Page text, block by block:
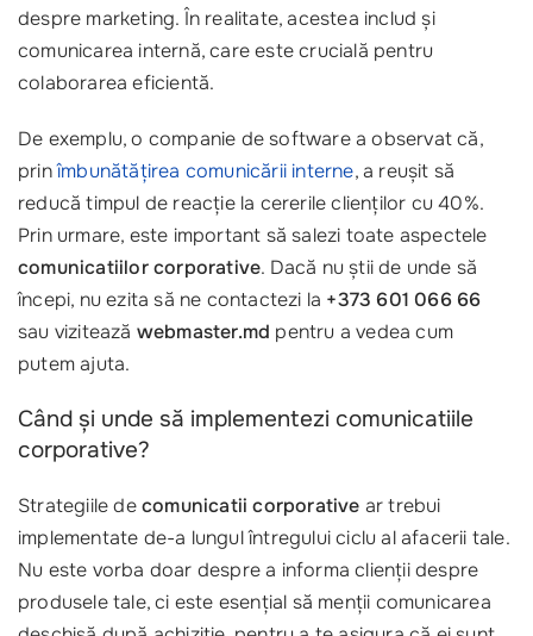
despre marketing. În realitate, acestea includ și
comunicarea internă, care este crucială pentru
colaborarea eficientă.
De exemplu, o companie de software a observat că,
prinîmbunătățirea comunicării interne, a reușit să
reducă timpul de reacție la cererile clienților cu 40%.
Prin urmare, este important să salezi toate aspectele
comunicatiilor corporative. Dacă nu știi de unde să
începi, nu ezita să ne contactezi la +373 601 066 66
sau vizitează webmaster.md pentru a vedea cum
putem ajuta.
Când și unde să implementezi comunicatiile
corporative?
Strategiile decomunicatii corporative ar trebui
implementate de-a lungul întregului ciclu al afacerii tale.
Nu este vorba doar despre a informa clienții despre
produsele tale, ci este esențial să menții comunicarea